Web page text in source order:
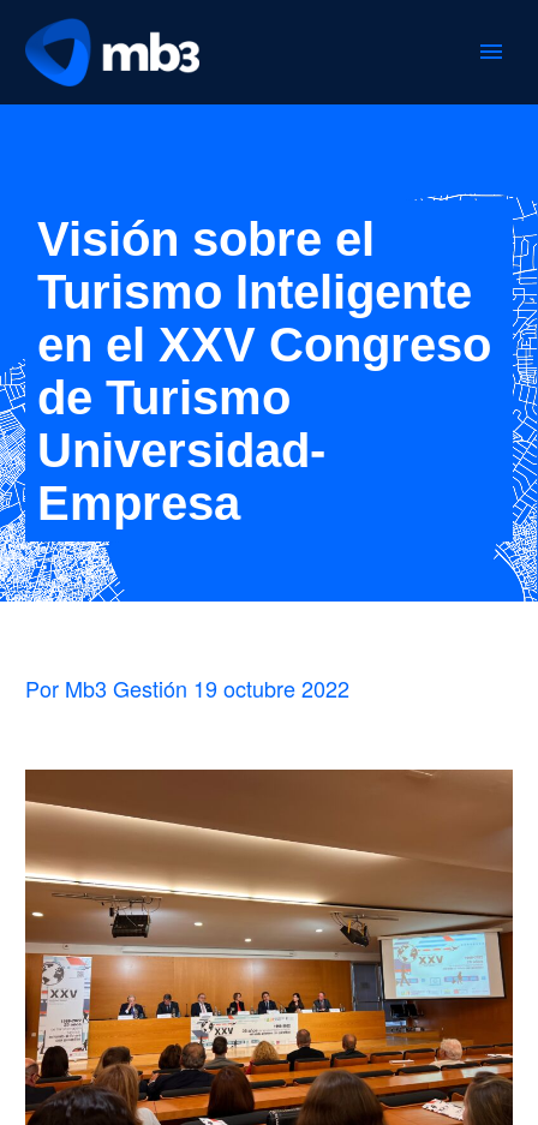
Visión sobre el
Turismo Inteligente
en el XXV Congreso
de Turismo
Universidad-
Empresa
Por Mb3 Gestión 19 octubre 2022